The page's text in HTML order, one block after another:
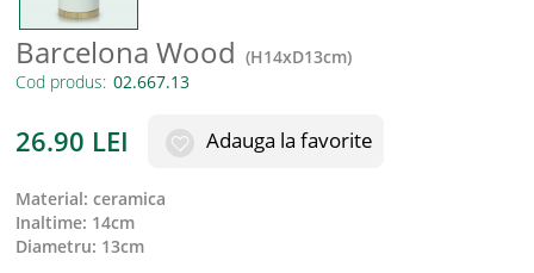
Barcelona Wood (H14xD13cm)
Cod produs:
26.90 LEI Adauga la favorite
material: ceramica
inaltime: 14cm
diametru: 13cm